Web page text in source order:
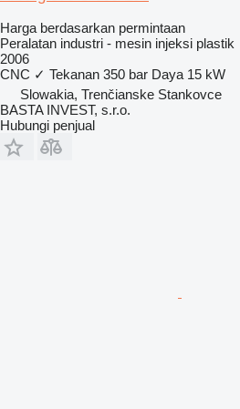
Harga berdasarkan permintaan
Peralatan industri - mesin injeksi plastik
2006
CNC ✓ Tekanan 350 bar Daya 15 kW
Slowakia, Trenčianske Stankovce
BASTA INVEST, s.r.o.
Hubungi penjual